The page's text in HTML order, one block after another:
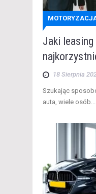
Jaki
18 Sierpnia
Szukając
auta, wiele osób...